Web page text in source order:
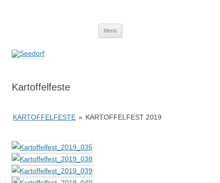
Menü
Kartoffelfeste
KARTOFFELFESTE » KARTOFFELFEST 2019